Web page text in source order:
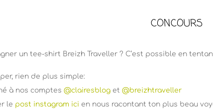
CONCOURS
un tee-shirt Breizh Traveller ? C’est possible en
rien de plus simple:
à nos comptes@clairesblog et@breizhtraveller
le post instagram ici en nous racontant ton plus beau